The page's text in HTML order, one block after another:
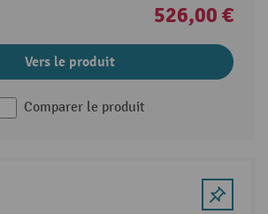
526,00 €
Vers le produit
Comparer le produit